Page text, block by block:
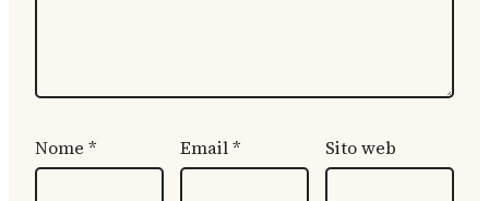
Nome * Email* Sito web